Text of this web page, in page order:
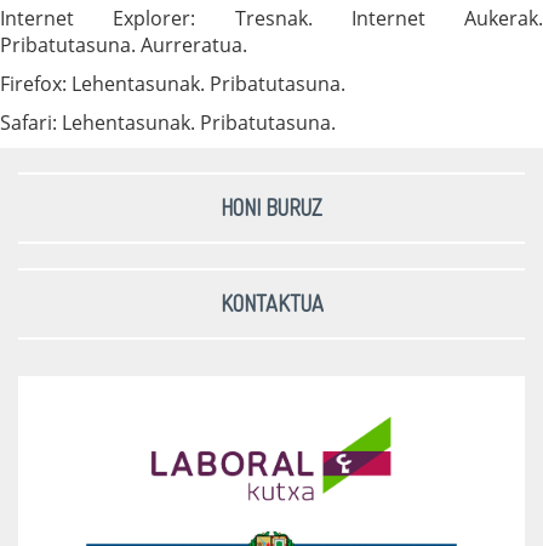
Internet Explorer: Tresnak. Internet Aukerak.
Pribatutasuna. Aurreratua.
Firefox: Lehentasunak. Pribatutasuna.
Safari: Lehentasunak. Pribatutasuna.
HONI BURUZ
KONTAKTUA